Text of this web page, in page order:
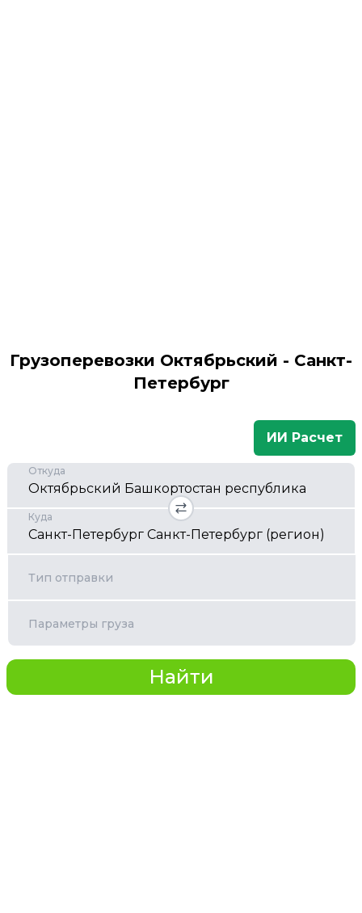
Грузоперевозки Октябрьский - Санкт-
Петербург
ИИ Расчет
Откуда
Куда
Тип отправки
Параметры груза
Найти